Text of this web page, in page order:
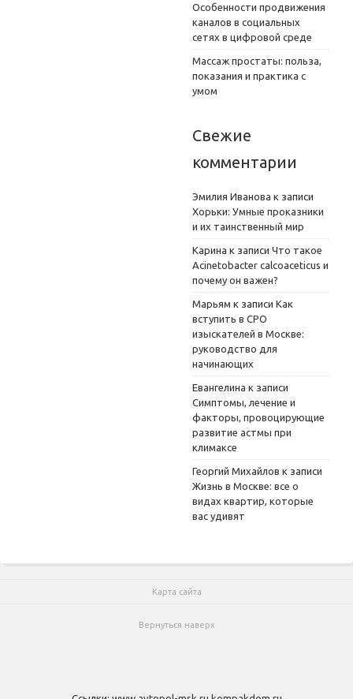
Особенности продвижения
каналов в социальных
сетях в цифровой среде
Массаж простаты: польза,
показания и практика с
умом
Свежие
комментарии
Эмилия Иванова к записи
Хорьки: Умные проказники
и их таинственный мир
Карина к записи Что такое
Acinetobacter calcoaceticus и
почему он важен?
Марьям к записи Как
вступить в СРО
изыскателей в Москве:
руководство для
начинающих
Евангелина к записи
Симптомы, лечение и
факторы, провоцирующие
развитие астмы при
климаксе
Георгий Михайлов к записи
Жизнь в Москве: все о
видах квартир, которые
вас удивят
Карта сайта
Вернуться наверх